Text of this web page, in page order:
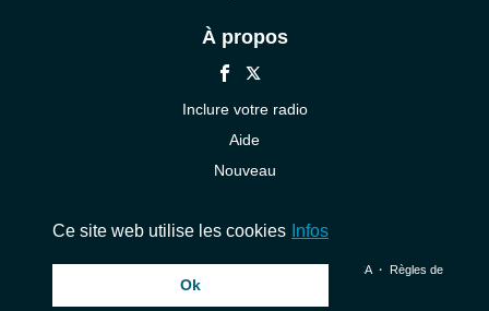
À propos
Inclure votre radio
Aide
Nouveau
DMCA・ Règles de
Ce site web utilise les cookies Infos
Ok